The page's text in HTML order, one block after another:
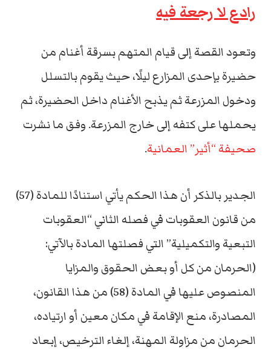
رادع لا رجعة فيه
وتعود القصة إلى قيام المتهم بسرقة أغنام من
حضيرة بإحدى المزارع ليلًا، حيث يقوم بالتسلل
ودخول المزرعة ثم يذبح الأغنام داخل الحضيرة، ثم
يحملها على كتفه إلى خارج المزرعة. وفق ما نشرت
صحيفة “أثير” العمانية.
الجدير بالذكر أن هذا الحكم يأتي استنادًا للمادة (57)
من قانون العقوبات في فصله الثاني “العقوبات
التبعية والتكميلية” التي فصلتها المادة بالآتي:
(الحرمان من كل أو بعض الحقوق والمزايا
المنصوص عليها في المادة (58) من هذا القانون،
المصادرة، منع الإقامة في مكان معين أو ارتياده،
الحرمان من مزاولة المهنة، إلغاء الترخيص، إبعاد